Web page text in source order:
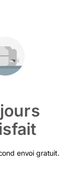
envoi gratuit.